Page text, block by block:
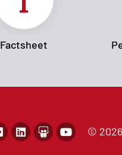
Factsheet
©